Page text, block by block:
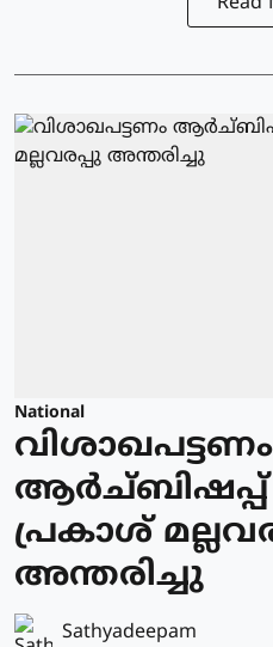
National
വിശാഖപട്ടണം
ആർച്ബിഷപ്പ്
പ്രകാശ്
അന്തരിച്ചു
Sathyadeepam